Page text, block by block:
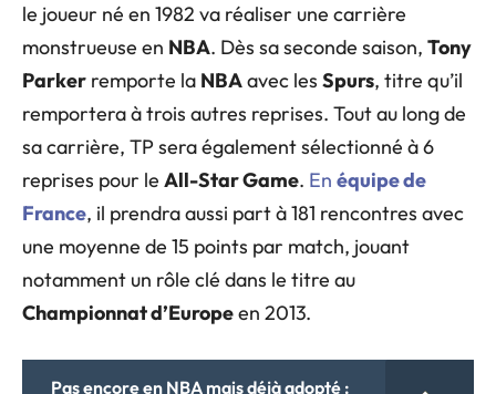
le joueur né en 1982 va réaliser une carrière
monstrueuse en NBA. Dès sa seconde saison, Tony
Parker remporte la NBAavec les Spurs, titre qu’il
remportera à trois autres reprises. Tout au long de
sa carrière, TP sera également sélectionné à 6
reprises pour le All-Star Game. En équipe de
France, il prendra aussi part à 181 rencontres avec
une moyenne de 15 points par match, jouant
notamment un rôle clé dans le titre au
Championnat d’Europeen 2013.
Pas encore en NBA mais déjà adopté :